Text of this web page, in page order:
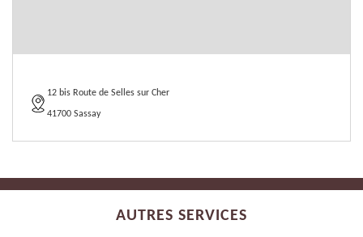
12 bis Route de Selles sur Cher
41700 Sassay
AUTRES SERVICES